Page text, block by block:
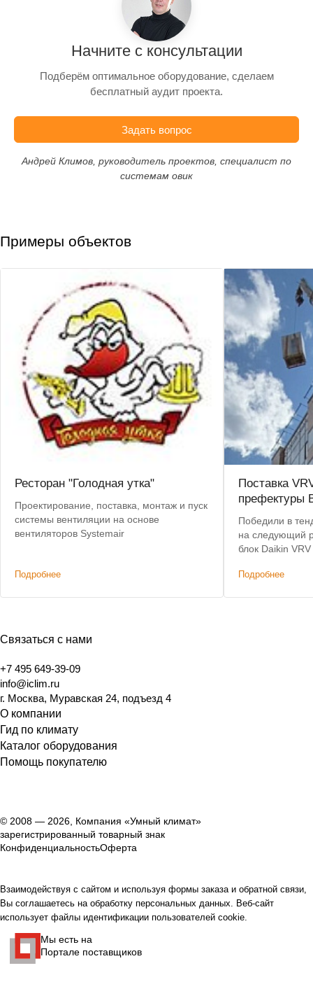
Начните с консультации
Подберём оптимальное оборудование, сделаем
бесплатный аудит проекта.
Задать вопрос
Андрей Климов, руководитель проектов, специалист по
системам овик
Примеры объектов
Ресторан "Голодная утка"
Проектирование, поставка, монтаж и пуск
системы вентиляции на основе
вентиляторов Systemair
Подробнее
Поставка
префектуры
Победили в
на следующий
блок Daikin
Подробнее
Связаться с нами
+7 495 649-39-09
info@iclim.ru
г. Москва, Муравская 24, подъезд 4
О компании
Гид по климату
Каталог оборудования
Помощь покупателю
© 2008 — 2026, Компания «Умный климат»
зарегистрированный товарный знак
КонфиденциальностьОферта
Взаимодействуя с сайтом и используя формы заказа и обратной связи,
Вы соглашаетесь на обработку персональных данных. Веб-сайт
использует файлы идентификации пользователей cookie.
Мы есть на
Портале поставщиков